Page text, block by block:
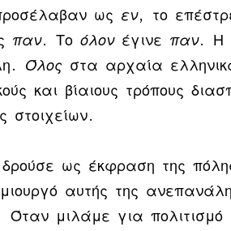
ως εν, το
παν. Το όλονέγινε παν. Η
Όλος στα αρχαία
και βίαιους τρόπους
στοιχείων.
ως έκφραση της
αυτής της
Όταν μιλάμε για πολιτισμό